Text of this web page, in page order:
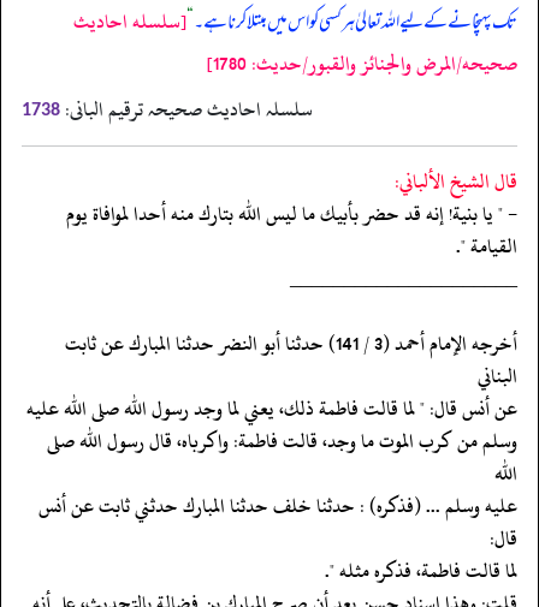
تک پہنچانے کے لیے اللہ تعالیٰ ہر کسی کو اس میں مبتلا کرنا ہے۔“[سلسله احاديث
صحيحه/المرض والجنائز والقبور/حدیث: 1780]
سلسلہ احادیث صحیحہ ترقیم البانی: 1738
قال الشيخ الألباني:
- " يا بنية! إنه قد حضر بأبيك ما ليس الله بتارك منه أحدا لموافاة يوم
القيامة ".
‏‏‏‏_____________________
‏‏‏‏أخرجه الإمام أحمد (3 / 141) حدثنا أبو النضر حدثنا المبارك عن ثابت
البناني
‏‏‏‏عن أنس قال: " لما قالت فاطمة ذلك، يعني لما وجد رسول الله صلى الله عليه
‏‏‏‏وسلم من كرب الموت ما وجد، قالت فاطمة: واكرباه، قال رسول الله صلى
الله
‏‏‏‏عليه وسلم ... (فذكره) : حدثنا خلف حدثنا المبارك حدثني ثابت عن أنس
قال:
‏‏‏‏لما قالت فاطمة، فذكره مثله ".